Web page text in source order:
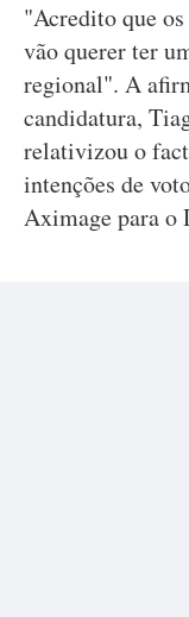
"Acredito que os
vão querer ter
regional". A
candidatura,
relativizou o
intenções de
Aximage para